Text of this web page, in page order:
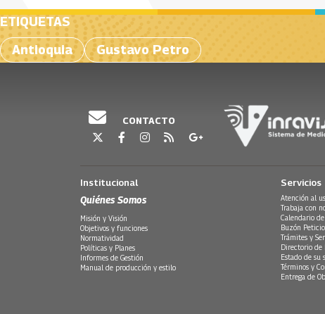
ETIQUETAS
Antioquia
Gustavo Petro
CONTACTO
Institucional
Quiénes Somos
Misión y Visión
Objetivos y funciones
Normatividad
Políticas y Planes
Informes de Gestión
Manual de producción y estilo
Servicios
Atención al
Trabaja con
Calendario
Buzón
Trámites y
Directorio de
Estado de su
Términos y
Entrega de